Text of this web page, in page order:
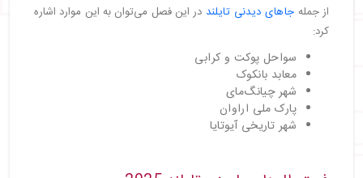
از جمله جاهای دیدنی تایلند در این فصل می‌توان به این موارد اشاره
کرد:
سواحل پوکت و کرابی
معابد بانکوک
شهر چیانگ‌مای
پارک ملی اراوان
شهر تاریخی آیوتایا